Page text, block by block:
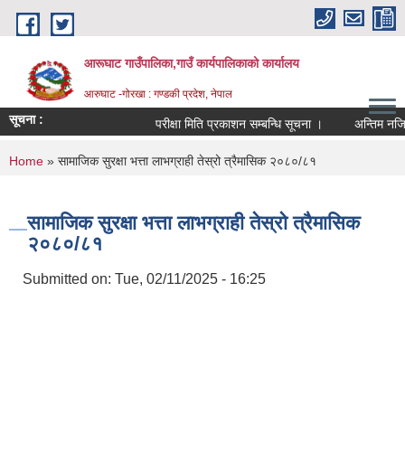
Skip to main content
आरूघाट गाउँपालिका,गाउँ कार्यपालिकाको कार्यालय
आरुघाट -गोरखा : गण्डकी प्रदेश, नेपाल
सूचना : परीक्षा मिति प्रकाशन सम्बन्धि सूचना । अन्तिम नजिता
You are here
Home » सामाजिक सुरक्षा भत्ता लाभग्राही तेस्रो त्रैमासिक २०८०/८१
सामाजिक सुरक्षा भत्ता लाभग्राही तेस्रो त्रैमासिक
२०८०/८१
Submitted on: Tue, 02/11/2025 - 16:25